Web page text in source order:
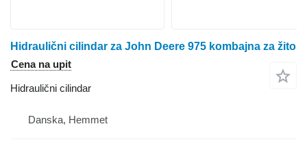
Hidraulični cilindar za John Deere 975 kombajna za žito
Cena na upit
Hidraulični cilindar
Danska, Hemmet